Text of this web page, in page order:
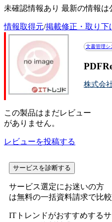
未確認情報あり 最新の情報
情報取得元/掲載修正・取り下
文書管理シ
株式会
この製品はまだレビュー
がありません。
レビューを投稿する
サービスを診断する
サービス選定にお迷いの方
は無料の一括資料請求で比較
ITトレンドがおすすめする